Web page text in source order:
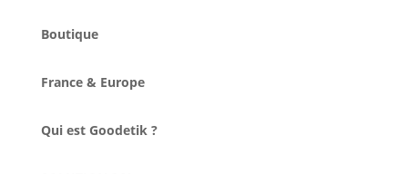
Boutique
France & Europe
Qui est Goodetik ?